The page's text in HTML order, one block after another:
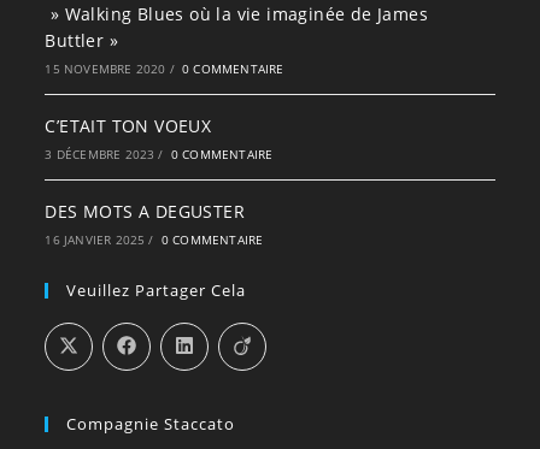
» Walking Blues où la vie imaginée de James
Buttler »
15 NOVEMBRE 2020 / 0 COMMENTAIRE
C’ETAIT TON VOEUX
3 DÉCEMBRE 2023 / 0 COMMENTAIRE
DES MOTS A DEGUSTER
16 JANVIER 2025 / 0 COMMENTAIRE
Veuillez Partager Cela
Compagnie Staccato